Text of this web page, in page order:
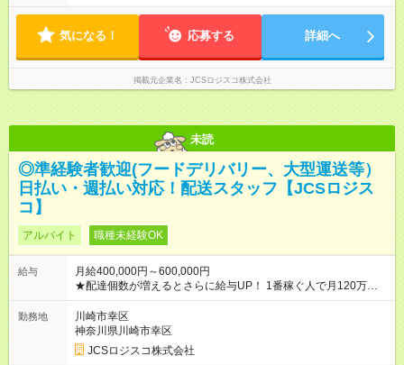
気になる！ 応募する 詳細へ
掲載元企業名 JCSロジスコ株式会社
未読
◎準経験者歓迎(フードデリバリー、大型運送等）
日払い・週払い対応！配送スタッフ【JCSロジス
コ】
アルバイト 職種未経験OK
給与
月給400,000円～600,000円
★配達個数が増えるとさらに給与UP！ 1番稼ぐ人で月120万ほ
ど！ ・主要都市エリア 月収55万円／週5日稼働 月収65万~112
万円／週6日稼働 ・地方郊外エリア 月収40万円／週5日稼働 月
収40万円~50万円／週6日稼働 ＜モデルイメージ＞ ■月収50万
円 (27歳男性/江東区在住)※元建築関係 1日150個配達×25日勤務
(日休み) ■月収80万円(43歳男性/墨田区在住)※元営業 1日200個
勤務地
川崎市幸区
神奈川県川崎市幸区
JCSロジスコ株式会社